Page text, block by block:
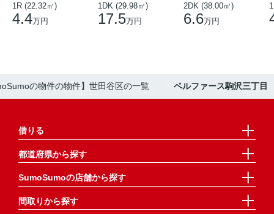
1R (22.32㎡)
4.4万円
1DK (29.98㎡)
17.5万円
2DK (38.00㎡)
6.6万円
の物件の物件】世田谷区の一覧 ベルファース駒沢三丁目
借りる
都道府県から探す
SumoSumoの店舗から探す
間取りから探す